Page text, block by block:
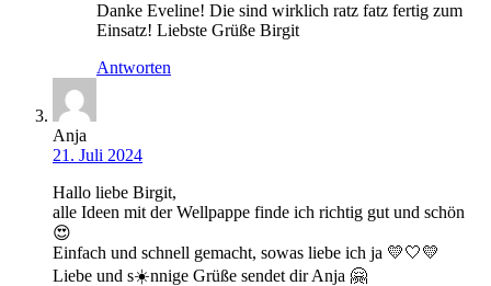
Danke Eveline! Die sind wirklich ratz fatz fertig zum
Einsatz! Liebste Grüße Birgit
Antworten
Anja
21. Juli 2024
Hallo liebe Birgit,
alle Ideen mit der Wellpappe finde ich richtig gut und schön
😍
Einfach und schnell gemacht, sowas liebe ich ja 💛🤍💛
Liebe und s☀️nnige Grüße sendet dir Anja 🤗